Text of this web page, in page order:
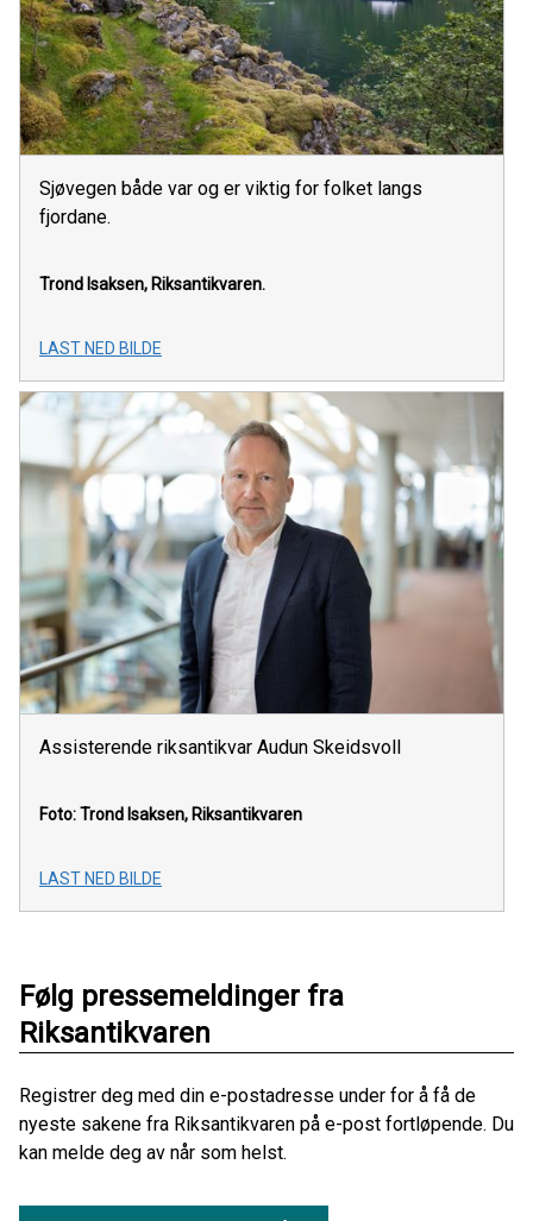
Sjøvegen både var og er viktig for folket langs
fjordane.
Trond Isaksen, Riksantikvaren.
LAST NED BILDE
Assisterende riksantikvar Audun Skeidsvoll
Foto: Trond Isaksen, Riksantikvaren
LAST NED BILDE
Følg pressemeldinger fra
Riksantikvaren
Registrer deg med din e-postadresse under for å få de
nyeste sakene fra Riksantikvaren på e-post fortløpende. Du
kan melde deg av når som helst.